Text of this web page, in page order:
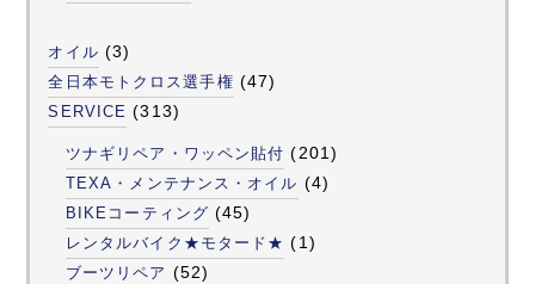
オイル (3)
全日本モトクロス選手権 (47)
SERVICE (313)
ツナギリペア・ワッペン貼付 (201)
TEXA・メンテナンス・オイル (4)
BIKEコーティング (45)
レンタルバイク★モタード★ (1)
ブーツリペア (52)